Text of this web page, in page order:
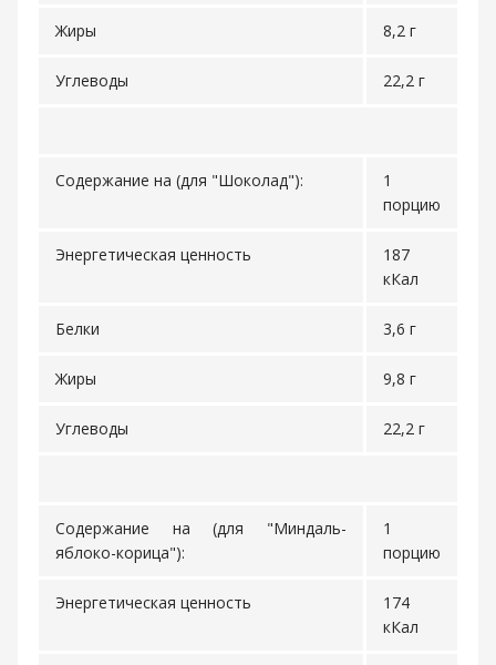
Жиры 8,2 г
Углеводы 22,2 г
Содержание на (для "Шоколад"):
1
порцию
Энергетическая ценность
187
кКал
Белки 3,6 г
Жиры 9,8 г
Углеводы 22,2 г
Содержание на (для "Миндаль-
яблоко-корица"):
1
порцию
Энергетическая ценность
174
кКал